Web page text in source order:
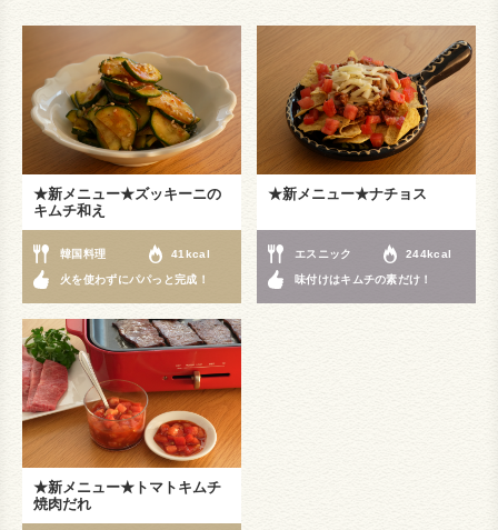
★新メニュー★ズッキーニの
キムチ和え
韓国料理 41kcal
火を使わずにパパっと完成！
★新メニュー★ナチョス
エスニック 244kcal
味付けはキムチの素だけ！
★新メニュー★トマトキムチ
焼肉だれ